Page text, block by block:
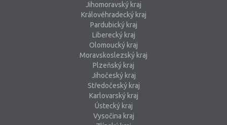
Jihomoravský kraj
Královéhradecký kraj
Pardubický kraj
Liberecký kraj
Olomoucký kraj
Moravskoslezský kraj
Plzeňský kraj
Jihočeský kraj
Středočeský kraj
Karlovarský kraj
Ústecký kraj
Vysočina kraj